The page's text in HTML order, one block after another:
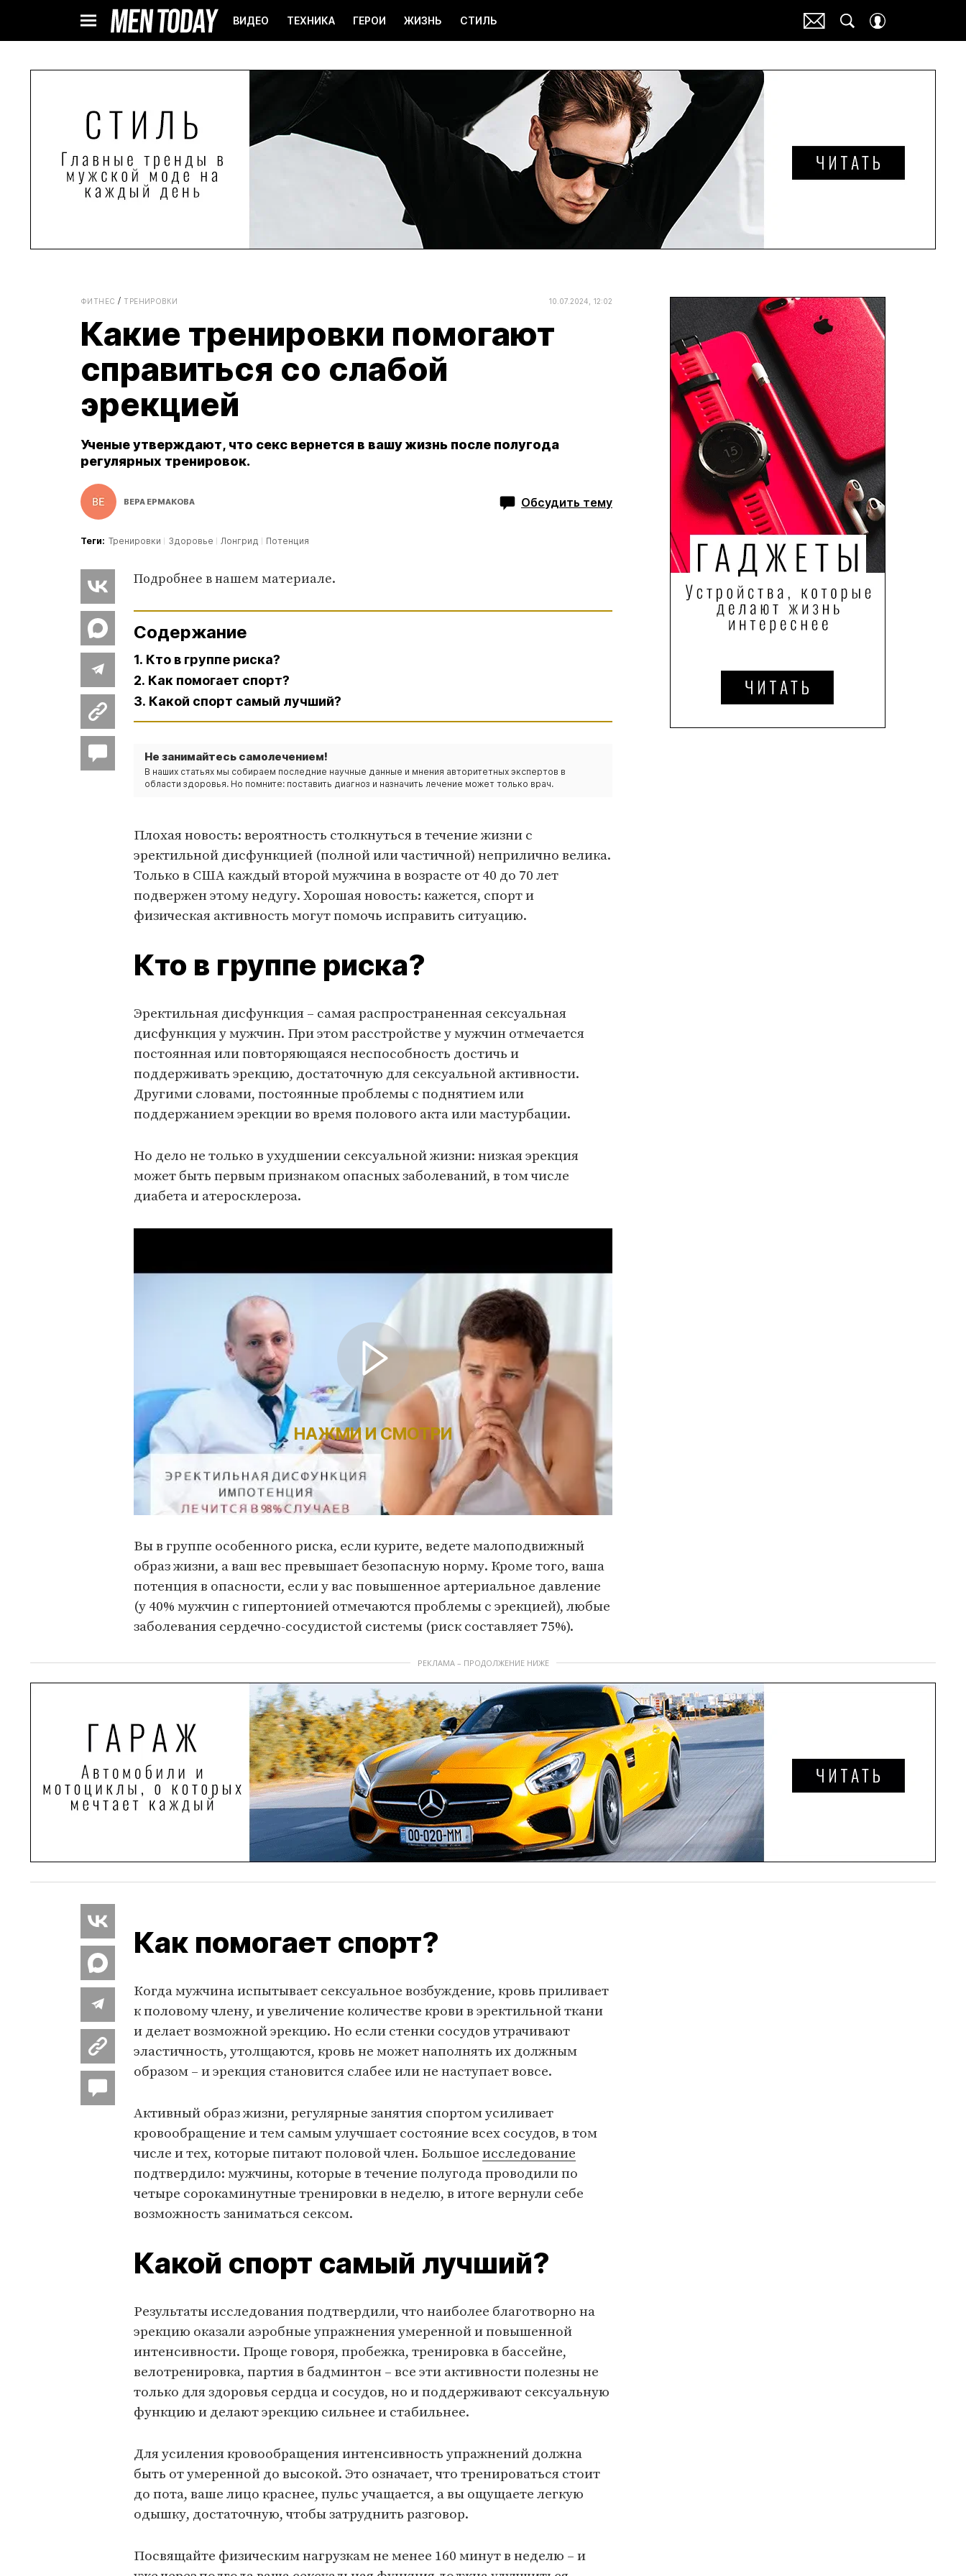
ВИДЕО ТЕХНИКА ГЕРОИ ЖИЗНЬ СТИЛЬ
ФИТНЕС ТРЕНИРОВКИ 10.07.2024, 12:02
Какие тренировки помогают
справиться со слабой
эрекцией
Ученые утверждают, что секс вернется в вашу жизнь после полугода
регулярных тренировок.
ВЕРА ЕРМАКОВА Обсудить тему
Теги: Тренировки Здоровье Лонгрид Потенция
Подробнее в нашем материале.
Содержание
1. Кто в группе риска?
2. Как помогает спорт?
3. Какой спорт самый лучший?
Не занимайтесь самолечением!
В наших статьях мы собираем последние научные данные и мнения авторитетных экспертов в
области здоровья. Но помните: поставить диагноз и назначить лечение может только врач.
Плохая новость: вероятность столкнуться в течение жизни с
эректильной дисфункцией (полной или частичной) неприлично велика.
Только в США каждый второй мужчина в возрасте от 40 до 70 лет
подвержен этому недугу. Хорошая новость: кажется, спорт и
физическая активность могут помочь исправить ситуацию.
Кто в группе риска?
Эректильная дисфункция – самая распространенная сексуальная
дисфункция у мужчин. При этом расстройстве у мужчин отмечается
постоянная или повторяющаяся неспособность достичь и
поддерживать эрекцию, достаточную для сексуальной активности.
Другими словами, постоянные проблемы с поднятием или
поддержанием эрекции во время полового акта или мастурбации.
Но дело не только в ухудшении сексуальной жизни: низкая эрекция
может быть первым признаком опасных заболеваний, в том числе
диабета и атеросклероза.
НАЖМИ И СМОТРИ
Вы в группе особенного риска, если курите, ведете малоподвижный
образ жизни, а ваш вес превышает безопасную норму. Кроме того, ваша
потенция в опасности, если у вас повышенное артериальное давление
(у 40% мужчин с гипертонией отмечаются проблемы с эрекцией), любые
заболевания сердечно-сосудистой системы (риск составляет 75%).
РЕКЛАМА – ПРОДОЛЖЕНИЕ НИЖЕ
Как помогает спорт?
Когда мужчина испытывает сексуальное возбуждение, кровь приливает
к половому члену, и увеличение количестве крови в эректильной ткани
и делает возможной эрекцию. Но если стенки сосудов утрачивают
эластичность, утолщаются, кровь не может наполнять их должным
образом – и эрекция становится слабее или не наступает вовсе.
Активный образ жизни, регулярные занятия спортом усиливает
кровообращение и тем самым улучшает состояние всех сосудов, в том
числе и тех, которые питают половой член. Большое исследование
подтвердило: мужчины, которые в течение полугода проводили по
четыре сорокаминутные тренировки в неделю, в итоге вернули себе
возможность заниматься сексом.
Какой спорт самый лучший?
Результаты исследования подтвердили, что наиболее благотворно на
эрекцию оказали аэробные упражнения умеренной и повышенной
интенсивности. Проще говоря, пробежка, тренировка в бассейне,
велотренировка, партия в бадминтон – все эти активности полезны не
только для здоровья сердца и сосудов, но и поддерживают сексуальную
функцию и делают эрекцию сильнее и стабильнее.
Для усиления кровообращения интенсивность упражнений должна
быть от умеренной до высокой. Это означает, что тренироваться стоит
до пота, ваше лицо краснее, пульс учащается, а вы ощущаете легкую
одышку, достаточную, чтобы затруднить разговор.
Посвящайте физическим нагрузкам не менее 160 минут в неделю – и